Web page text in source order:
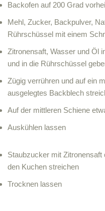
Backofen auf 200 Grad
Mehl, Zucker, Backpulver,
Rührschüssel mit einem
Zitronensaft, Wasser und Öl
und in die Rührschüssel
Zügig verrühren und auf ein
ausgelegtes Backblech
Auf der mittleren Schiene
Auskühlen lassen
Staubzucker mit Zitronensaft
den Kuchen streichen
Trocknen lassen